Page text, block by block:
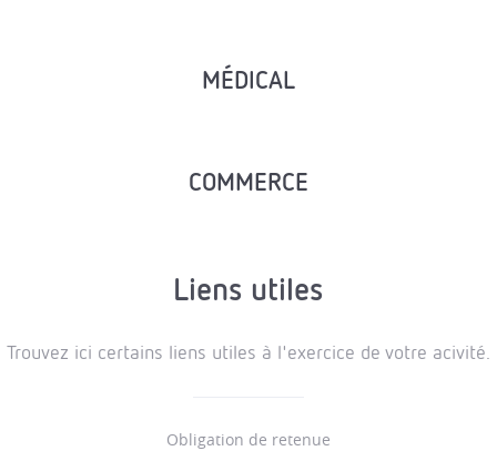
MÉDICAL
COMMERCE
Liens utiles
Trouvez ici certains liens utiles à l'exercice de votre acivité.
Obligation de retenue